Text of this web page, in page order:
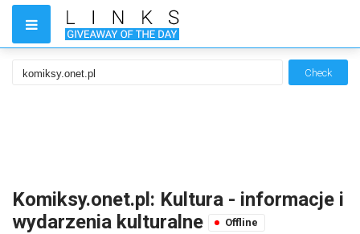
Check
Komiksy.onet.pl: Kultura - informacje i
wydarzenia kulturalne
Offline